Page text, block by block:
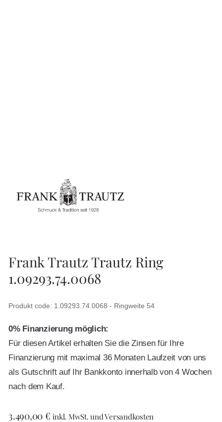
Frank Trautz Trautz Ring
1.09293.74.0068
Produkt code: 1.09293.74.0068 - Ringweite 54
0% Finanzierung möglich:
Für diesen Artikel erhalten Sie die Zinsen für Ihre
Finanzierung mit maximal 36 Monaten Laufzeit von uns
als Gutschrift auf Ihr Bankkonto innerhalb von 4 Wochen
nach dem Kauf.
3.490,00€ inkl. MwSt. und Versandkosten